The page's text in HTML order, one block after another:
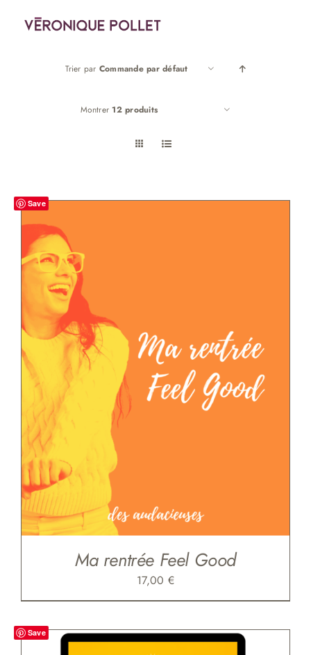
Trier par Commande par défaut
Montrer12 produits
Save
Ma rentrée Feel Good
17,00 €
Save